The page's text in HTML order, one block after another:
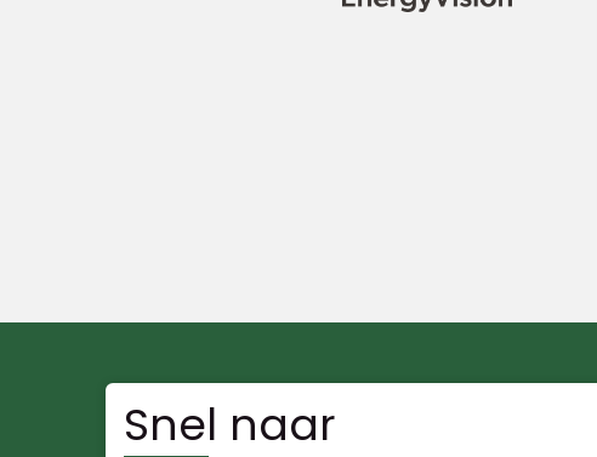
Snel naar